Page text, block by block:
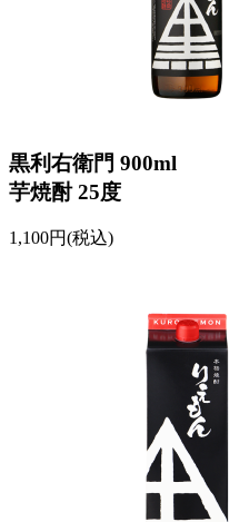
黒利右衛門 900ml
芋焼酎 25度
1,100円(税込)